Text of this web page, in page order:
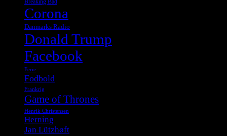
Breaking Bad
Corona
Danmarks Radio
Donald Trump
Facebook
Ferie
Fodbold
Frankrig
Game of Thrones
Henrik Christensen
Herning
Jan Lützhøft